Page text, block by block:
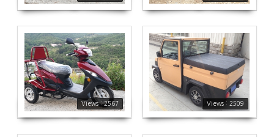
Views : 2567
2567
Views : 2509
실물사진 에코 시티밴입니다.
2509